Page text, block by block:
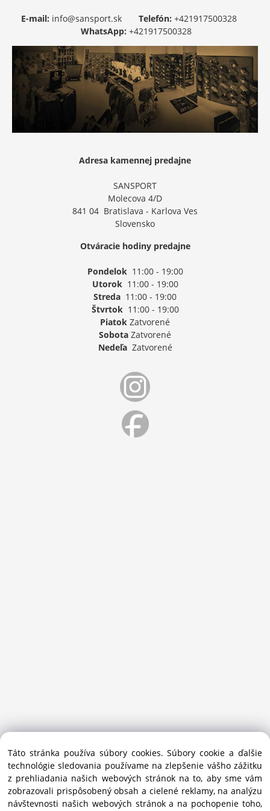
E-mail: info@sansport.sk Telefón: +421917500328
WhatsApp: +421917500328
Adresa kamennej predajne
SANSPORT
Molecova 4/D
841 04 Bratislava - Karlova Ves
Slovensko
Otváracie hodiny predajne
Pondelok11:00 - 19:00
Utorok11:00 - 19:00
Streda 11:00 - 19:00
Štvrtok11:00 - 19:00
Piatok Zatvorené
Sobota Zatvorené
NedeľaZatvorené
bežecké lyžovanie.
Ako prémiový partner Salomon pomáhame športovcom
vybrať správnu výbavu do mesta i hôr.
Copyright © 2019 - 2025 Sansport / info@sansport.sk / All
Táto stránka používa súbory cookies. Súbory cookie a ďalšie
technológie sledovania používame na zlepšenie vášho zážitku
z prehliadania našich webových stránok na to, aby sme vám
zobrazovali prispôsobený obsah a cielené reklamy, na analýzu
návštevnosti našich webových stránok a na pochopenie toho,